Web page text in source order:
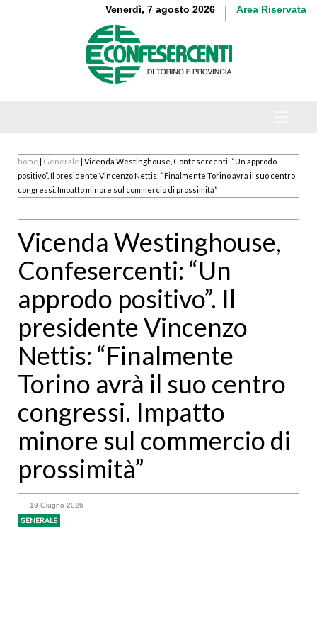
Venerdì, 7 agosto 2026 Area Riservata
home | Generale | Vicenda Westinghouse, Confesercenti: “Un approdo
positivo”. Il presidente Vincenzo Nettis: “Finalmente Torino avrà il suo centro
congressi. Impatto minore sul commercio di prossimità”
Vicenda Westinghouse,
Confesercenti: “Un
approdo positivo”. Il
presidente Vincenzo
Nettis: “Finalmente
Torino avrà il suo centro
congressi. Impatto
minore sul commercio di
prossimità”
19 Giugno 2026
GENERALE